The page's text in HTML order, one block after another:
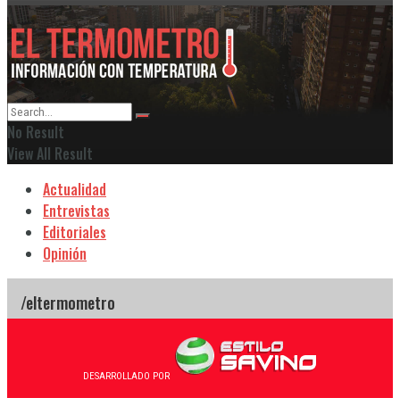
No Result
View All Result
Actualidad
Entrevistas
Editoriales
Opinión
DESARROLLADO POR